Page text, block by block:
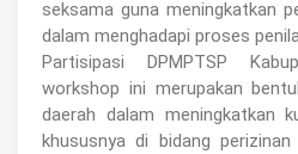
seksama guna meningkatkan
dalam menghadapi proses
Partisipasi DPMPTSP
workshop ini merupakan
daerah dalam meningkatkan
khususnya di bidang